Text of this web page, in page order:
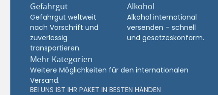
Gefahrgut
Gefahrgut weltweit
nach Vorschrift und
zuverlässig
transportieren.
Alkohol
Alkohol international
versenden – schnell
und gesetzeskonform.
Mehr Kategorien
Weitere Möglichkeiten für den internationalen
Versand.
BEI UNS IST IHR PAKET IN BESTEN HÄNDEN